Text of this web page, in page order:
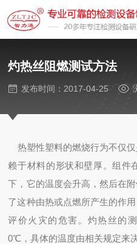
灼热丝阻燃测试方法
发布时间：2017-04-25
热塑性塑料的燃烧行为不仅
赖于材料的形状和壁厚。组件
下，它的温度会升高，然后在
了这种由热或点燃所产生的作
评价火灾的危害。灼热丝的
0℃，具体的温度由相关规定来